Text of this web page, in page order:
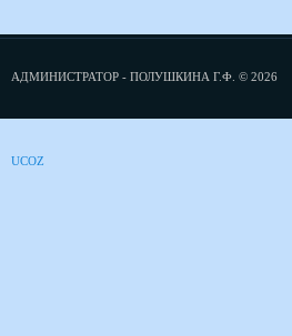
АДМИНИСТРАТОР - ПОЛУШКИНА Г.Ф. © 2026
UCOZ